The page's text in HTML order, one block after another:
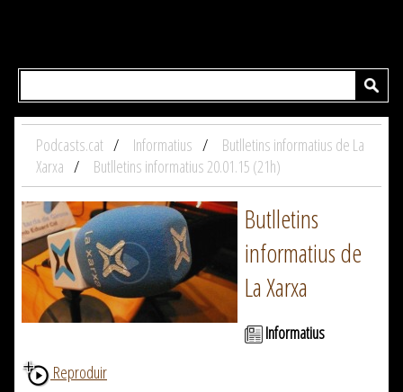
Podcasts.cat Informatius
Butlletins informatius de La
Xarxa
Butlletins informatius 20.01.15 (21h)
Butlletins
informatius de
La Xarxa
Informatius
Reproduir